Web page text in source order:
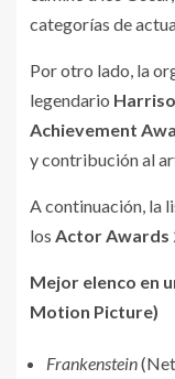
categorías de
Por otro lado, la
legendario
Achievement
y contribución al
A continuación, la
los Actor Awards
Mejor elenco en
Motion Picture)
Frankenstein